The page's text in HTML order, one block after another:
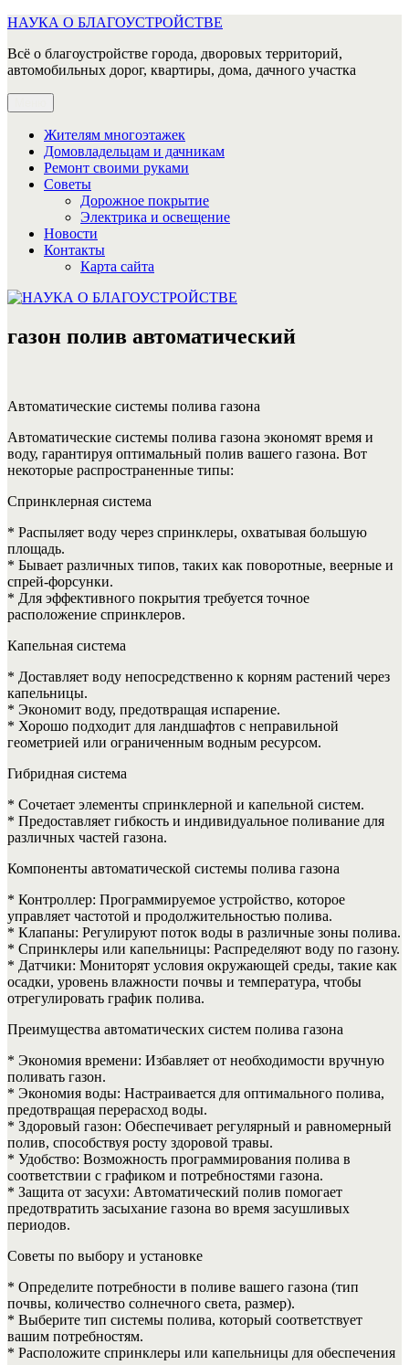
Перейти
содержимому
НАУКА О БЛАГОУСТРОЙСТВЕ
Всё о благоустройстве города, дворовых территорий,
автомобильных дорог, квартиры, дома, дачного участка
Жителям многоэтажек
Домовладельцам и дачникам
Ремонт своими руками
Советы
Дорожное покрытие
Электрика и освещение
Новости
Контакты
Карта сайта
газон полив автоматический
Автоматические системы полива газона
Автоматические системы полива газона экономят время и
воду, гарантируя оптимальный полив вашего газона. Вот
некоторые распространенные типы:
Спринклерная система
* Распыляет воду через спринклеры, охватывая большую
площадь.
* Бывает различных типов, таких как поворотные, веерные и
спрей-форсунки.
* Для эффективного покрытия требуется точное
расположение спринклеров.
Капельная система
* Доставляет воду непосредственно к корням растений через
капельницы.
* Экономит воду, предотвращая испарение.
* Хорошо подходит для ландшафтов с неправильной
геометрией или ограниченным водным ресурсом.
Гибридная система
* Сочетает элементы спринклерной и капельной систем.
* Предоставляет гибкость и индивидуальное поливание для
различных частей газона.
Компоненты автоматической системы полива газона
* Контроллер: Программируемое устройство, которое
управляет частотой и продолжительностью полива.
* Клапаны: Регулируют поток воды в различные зоны полива.
* Спринклеры или капельницы: Распределяют воду по газону.
* Датчики: Мониторят условия окружающей среды, такие как
осадки, уровень влажности почвы и температура, чтобы
отрегулировать график полива.
Преимущества автоматических систем полива газона
* Экономия времени: Избавляет от необходимости вручную
поливать газон.
* Экономия воды: Настраивается для оптимального полива,
предотвращая перерасход воды.
* Здоровый газон: Обеспечивает регулярный и равномерный
полив, способствуя росту здоровой травы.
* Удобство: Возможность программирования полива в
соответствии с графиком и потребностями газона.
* Защита от засухи: Автоматический полив помогает
предотвратить засыхание газона во время засушливых
периодов.
Советы по выбору и установке
* Определите потребности в поливе вашего газона (тип
почвы, количество солнечного света, размер).
* Выберите тип системы полива, который соответствует
вашим потребностям.
* Расположите спринклеры или капельницы для обеспечения